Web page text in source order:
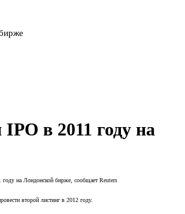
в 2011 году на
на Лондонской бирже, сообщает Reuters
второй листинг в 2012 году.